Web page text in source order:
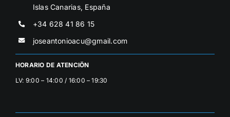
Islas Canarias, España
+34 628 41 86 15
joseantonioacu@gmail.com
HORARIO DE ATENCIÖN
LV: 9:00 – 14:00 / 16:00 – 19:30